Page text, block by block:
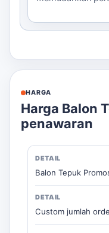
HARGA
Harga Balon
penawaran
Balon Tepuk
Custom jumlah